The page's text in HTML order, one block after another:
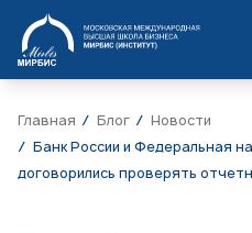
МИРБИС
Главная Блог
Новости
Банк России и Федеральная
договорились проверять